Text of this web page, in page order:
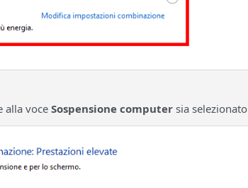
alla voce Sospensione computer sia selezionato